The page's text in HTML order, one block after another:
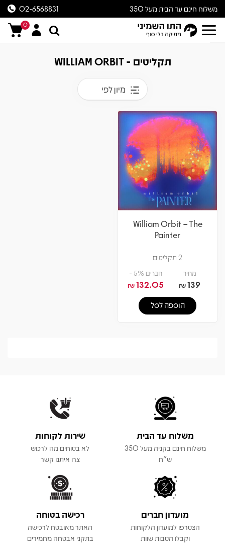
משלוח חינם עד הבית מעל 350
ש״ח
02-6568831
0
תקליטים - WILLIAM ORBIT
מיון לפי
William Orbit – The
Painter
2 תקליטים
מחיר
139
₪
חברים 5% -
132.05
₪
הוספה לסל
משלוח עד הבית
משלוח חינם בקניה מעל 350
ש"ח
שירות לקוחות
לא בטוחים מה לרכוש
צרו איתנו קשר
מועדון חברים
הצטרפו למועדון הלקוחות
וקבלו הטבות שוות
רכישה בטוחה
האתר מאובטח לרכישה
בתקני אבטחה מחמירים